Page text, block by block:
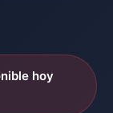
hoy